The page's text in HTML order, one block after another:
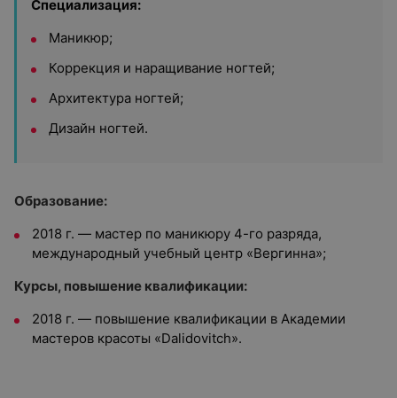
Специализация:
Маникюр;
Коррекция и наращивание ногтей;
Архитектура ногтей;
Дизайн ногтей.
Образование:
2018 г. — мастер по маникюру 4-го разряда,
международный учебный центр «Вергинна»;
Курсы, повышение квалификации:
2018 г. — повышение квалификации в Академии
мастеров красоты «Dalidovitch».